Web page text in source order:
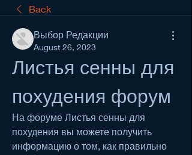
Back
Выбор Редакции
August 26, 2023
Листья сенны для
похудения форум
На форуме Листья сенны для
похудения вы можете получить
информацию о том, как правильно